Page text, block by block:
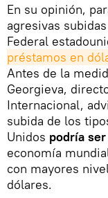
En su opinión,
agresivas
Federal
préstamos en
Antes de la
Georgieva,
Internacional,
subida de los
Unidos podría
economía
con mayores
dólares.